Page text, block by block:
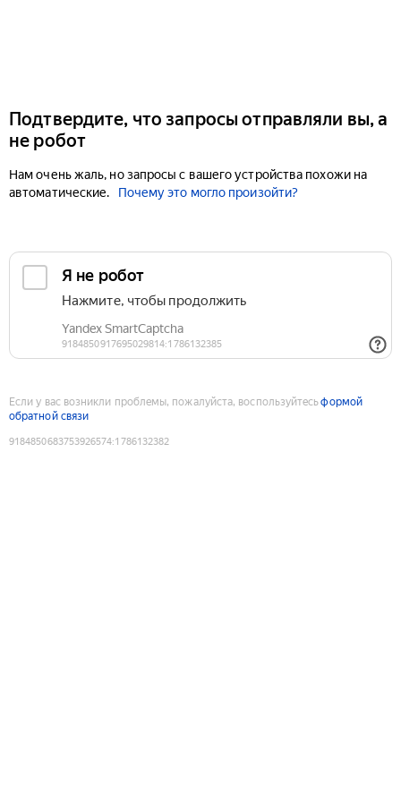
Подтвердите, что запросы отправляли вы, а
не робот
Нам очень жаль, но запросы с вашего устройства похожи на
автоматические.
Почему это могло произойти?
Если у вас возникли проблемы, пожалуйста, воспользуйтесьформой
обратной связи
9184850683753926574:1786132382